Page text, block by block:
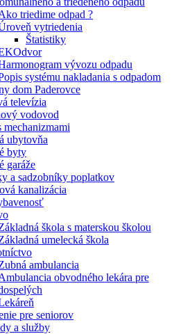
triedime odpad ?
vytriedenia
Štatistiky
vývozu odpadu
systému nakladania s odpadom
dom Paderovce
televízia
vodovod
mechanizmami
ubytovňa
byty
garáže
a sadzobníky poplatkov
kanalizácia
škola s materskou školou
umelecká škola
ambulancia
obvodného lekára pre
pre seniorov
a služby